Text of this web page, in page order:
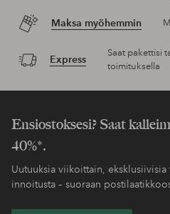
Maksa myöhemmin
Express
Saat pakettisi
toimituksella
Ensiostoksesi? Saat
40%*.
Uutuuksia viikoittain,
innoitusta – suoraan